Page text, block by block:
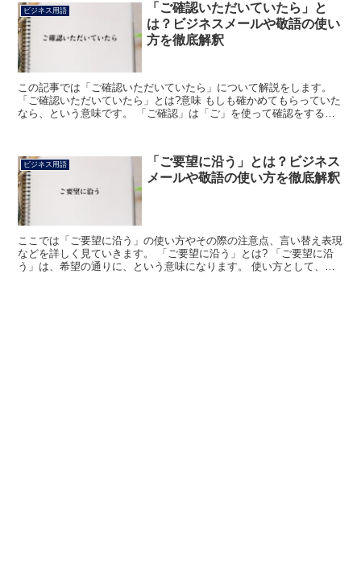
ビジネス用語
「ご確認いただいていたら」と
は？ビジネスメールや敬語の使い
方を徹底解釈
この記事では「ご確認いただいていたら」について解説をします。
「ご確認いただいていたら」とは?意味 もしも確かめてもらっていた
なら、という意味です。 「ご確認」は「ご」を使って確認をする人
ビジネス用語
「ご要望に沿う」とは？ビジネス
メールや敬語の使い方を徹底解釈
ここでは「ご要望に沿う」の使い方やその際の注意点、言い替え表現
などを詳しく見ていきます。 「ご要望に沿う」とは? 「ご要望に沿
う」は、希望の通りに、という意味になります。 使い方として、